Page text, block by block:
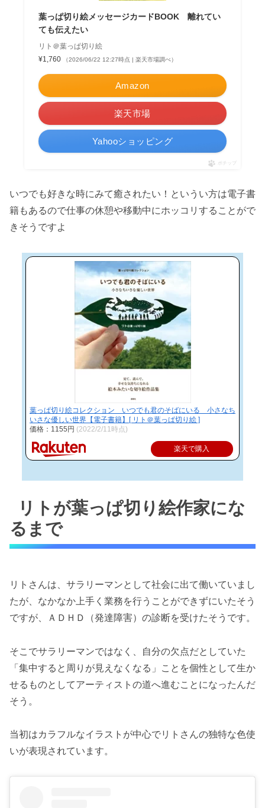
葉っぱ切り絵メッセージカードBOOK 離れてい
ても伝えたい
リト＠葉っぱ切り絵
¥1,760
（2026/06/22 12:27時点 | 楽天市場調べ）
Amazon
楽天市場
Yahooショッピング
ポチップ
いつでも好きな時にみて癒されたい！というい方は電子書
籍もあるので仕事の休憩や移動中にホッコリすることがで
きそうですよ
葉っぱ切り絵コレクション いつでも君のそばにいる 小さなち
いさな優しい世界【電子書籍】[ リト＠葉っぱ切り絵 ]
価格：1155円 (2022/2/11時点)
楽天で購入
リトが葉っぱ切り絵作家にな
るまで
リトさんは、サラリーマンとして社会に出て働いていまし
たが、なかなか上手く業務を行うことができずにいたそう
ですが、ＡＤＨＤ（発達障害）の診断を受けたそうです。
そこでサラリーマンではなく、自分の欠点だとしていた
「集中すると周りが見えなくなる」ことを個性として生か
せるものとしてアーティストの道へ進むことになったんだ
そう。
当初はカラフルなイラストが中心でリトさんの独特な色使
いが表現されています。